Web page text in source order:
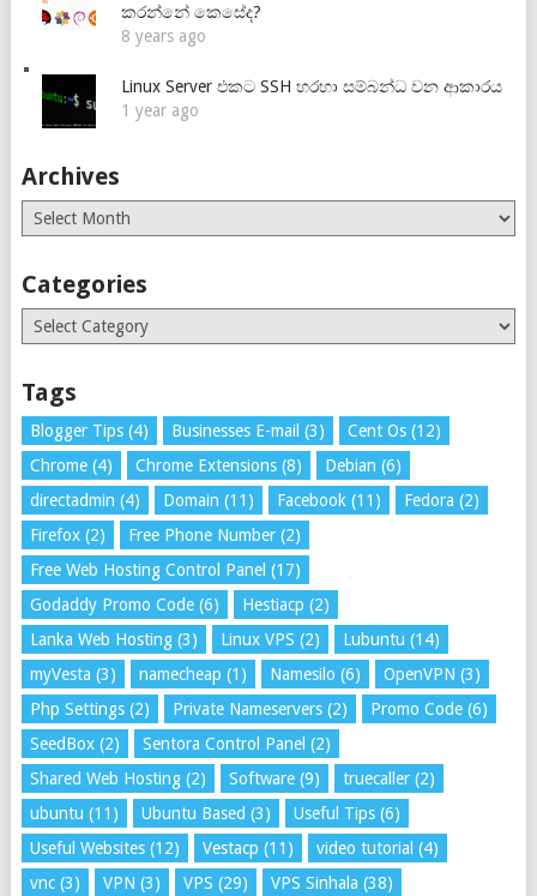
කරන්නේ කෙසේද?
8 years ago
Linux Server එකට SSH හරහා සම්බන්ධ වන ආකාරය
1 year ago
Archives
Archives
Categories
Categories
Tags
Blogger Tips(4) Businesses E-mail (3) Cent Os(12)
Chrome(4) Chrome Extensions(8) Debian (6)
directadmin (4) Domain (11) Facebook (11) Fedora (2)
Firefox(2) Free Phone Number(2)
Free Web Hosting Control Panel (17)
Godaddy Promo Code(6) Hestiacp (2)
Lanka Web Hosting(3) Linux VPS (2) Lubuntu (14)
myVesta (3) namecheap (1) Namesilo (6) OpenVPN (3)
Php Settings(2) Private Nameservers(2) Promo Code(6)
SeedBox(2) Sentora Control Panel (2)
Shared Web Hosting(2) Software(9) truecaller(2)
ubuntu (11) Ubuntu Based (3) Useful Tips(6)
Useful Websites(12) Vestacp (11) video tutorial (4)
vnc(3) VPN (3) VPS (29) VPS Sinhala (38)